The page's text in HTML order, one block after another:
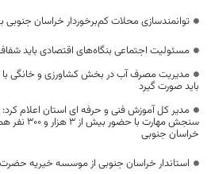
توانمندسازی محلات کم‌برخوردار خراسان جنوبی
مسئولیت اجتماعی بنگاه‌های اقتصادی باید
مدیریت مصرف آب در بخش کشاورزی و خانگی با
باید صورت گیرد
مدیر کل آموزش فنی و حرفه ای استان اعلام
سنجش مهارت
خراسان جنوبی
استاندار خراسان جنوبی از موسسه خیریه